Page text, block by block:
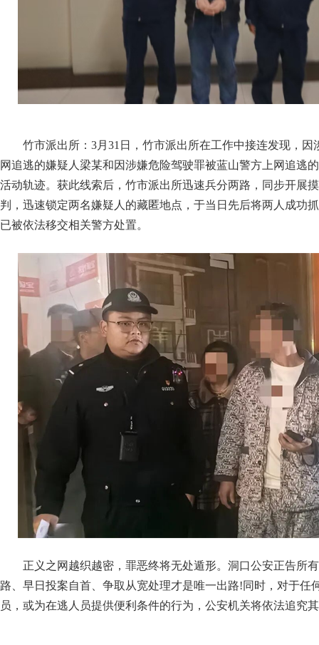
竹市派出所：3月31日，竹市派出所在工作中接连发现，
网追逃的嫌疑人梁某和因涉嫌危险驾驶罪被蓝山警方上网追逃
活动轨迹。获此线索后，竹市派出所迅速兵分两路，同步开展
判，迅速锁定两名嫌疑人的藏匿地点，于当日先后将两人成功
已被依法移交相关警方处置。
正义之网越织越密，罪恶终将无处遁形。洞口公安正告所
路、早日投案自首、争取从宽处理才是唯一出路!同时，对于任
员，或为在逃人员提供便利条件的行为，公安机关将依法追究